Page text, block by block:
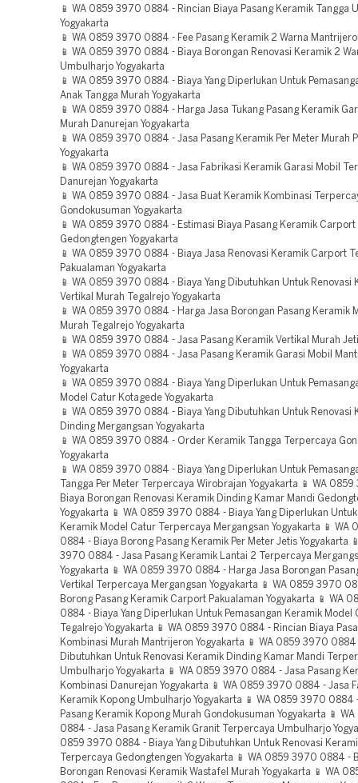
📱 WA 0859 3970 0884 - Rincian Biaya Pasang Keramik Tangga
Yogyakarta
📱 WA 0859 3970 0884 - Fee Pasang Keramik 2 Warna
📱 WA 0859 3970 0884 - Biaya Borongan Renovasi Keramik 2
Umbulharjo Yogyakarta
📱 WA 0859 3970 0884 - Biaya Yang Diperlukan Untuk
Anak Tangga Murah Yogyakarta
📱 WA 0859 3970 0884 - Harga Jasa Tukang Pasang Keramik
Murah Danurejan Yogyakarta
📱 WA 0859 3970 0884 - Jasa Pasang Keramik Per Meter Murah
Yogyakarta
📱 WA 0859 3970 0884 - Jasa Fabrikasi Keramik Garasi Mobil
Danurejan Yogyakarta
📱 WA 0859 3970 0884 - Jasa Buat Keramik Kombinasi
Gondokusuman Yogyakarta
📱 WA 0859 3970 0884 - Estimasi Biaya Pasang Keramik Carport
Gedongtengen Yogyakarta
📱 WA 0859 3970 0884 - Biaya Jasa Renovasi Keramik Carport
Pakualaman Yogyakarta
📱 WA 0859 3970 0884 - Biaya Yang Dibutuhkan Untuk Renovasi
Vertikal Murah Tegalrejo Yogyakarta
📱 WA 0859 3970 0884 - Harga Jasa Borongan Pasang Keramik
Murah Tegalrejo Yogyakarta
📱 WA 0859 3970 0884 - Jasa Pasang Keramik Vertikal Murah
📱 WA 0859 3970 0884 - Jasa Pasang Keramik Garasi Mobil
Yogyakarta
📱 WA 0859 3970 0884 - Biaya Yang Diperlukan Untuk
Model Catur Kotagede Yogyakarta
📱 WA 0859 3970 0884 - Biaya Yang Dibutuhkan Untuk Renovasi
Dinding Mergangsan Yogyakarta
📱 WA 0859 3970 0884 - Order Keramik Tangga Terpercaya
Yogyakarta
📱 WA 0859 3970 0884 - Biaya Yang Diperlukan Untuk
Tangga Per Meter Terpercaya Wirobrajan Yogyakarta 📱 WA
Biaya Borongan Renovasi Keramik Dinding Kamar Mandi
Yogyakarta 📱 WA 0859 3970 0884 - Biaya Yang Diperlukan
Keramik Model Catur Terpercaya Mergangsan Yogyakarta 📱 WA
0884 - Biaya Borong Pasang Keramik Per Meter Jetis Yogyakarta
3970 0884 - Jasa Pasang Keramik Lantai 2 Terpercaya
Yogyakarta 📱 WA 0859 3970 0884 - Harga Jasa Borongan
Vertikal Terpercaya Mergangsan Yogyakarta 📱 WA 0859 3970
Borong Pasang Keramik Carport Pakualaman Yogyakarta 📱 WA
0884 - Biaya Yang Diperlukan Untuk Pemasangan Keramik Model
Tegalrejo Yogyakarta 📱 WA 0859 3970 0884 - Rincian Biaya
Kombinasi Murah Mantrijeron Yogyakarta 📱 WA 0859 3970 0884
Dibutuhkan Untuk Renovasi Keramik Dinding Kamar Mandi
Umbulharjo Yogyakarta 📱 WA 0859 3970 0884 - Jasa Pasang
Kombinasi Danurejan Yogyakarta 📱 WA 0859 3970 0884 - Jasa
Keramik Kopong Umbulharjo Yogyakarta 📱 WA 0859 3970 0884
Pasang Keramik Kopong Murah Gondokusuman Yogyakarta 📱
0884 - Jasa Pasang Keramik Granit Terpercaya Umbulharjo
0859 3970 0884 - Biaya Yang Dibutuhkan Untuk Renovasi
Terpercaya Gedongtengen Yogyakarta 📱 WA 0859 3970 0884 -
Borongan Renovasi Keramik Wastafel Murah Yogyakarta 📱 WA